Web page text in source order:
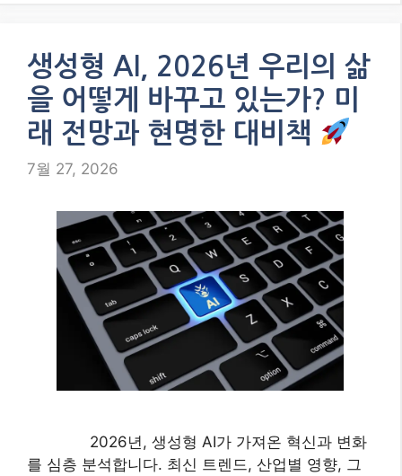
생성형 AI, 2026년 우리의 삶
을 어떻게 바꾸고 있는가? 미
래 전망과 현명한 대비책
7월 27, 2026
2026년, 생성형 AI가 가져온 혁신과 변화
를 심층 분석합니다. 최신 트렌드, 산업별 영향, 그